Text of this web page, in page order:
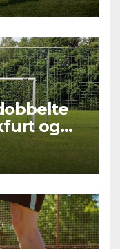
og
– hele